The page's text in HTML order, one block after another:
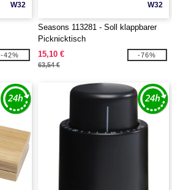
W32
-42%
W32
Seasons 113281 - Soll klappbarer
Picknicktisch
15,10 €
63,54 €
-76%